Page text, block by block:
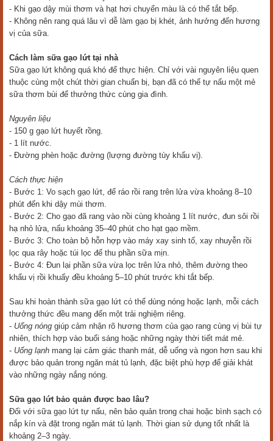
- Khi gạo dậy mùi thơm và hạt hơi chuyển màu là có thể tắt bếp.
- Không nên rang quá lâu vì dễ làm gạo bị khét, ảnh hưởng đến hương
vị của sữa.
Cách làm sữa gạo lứt tại nhà
Sữa gạo lứt không quá khó để thực hiện. Chỉ với vài nguyên liệu quen
thuộc cùng một chút thời gian chuẩn bị, bạn đã có thể tự nấu một mẻ
sữa thơm bùi để thưởng thức cùng gia đình.
Nguyên liệu
- 150 g gạo lứt huyết rồng.
- 1 lít nước.
- Đường phèn hoặc đường (lượng đường tùy khẩu vị).
Cách thực hiện
- Bước 1: Vo sạch gạo lứt, để ráo rồi rang trên lửa vừa khoảng 8–10
phút đến khi dậy mùi thơm.
- Bước 2: Cho gạo đã rang vào nồi cùng khoảng 1 lít nước, đun sôi rồi
hạ nhỏ lửa, nấu khoảng 35–40 phút cho hạt gạo mềm.
- Bước 3: Cho toàn bộ hỗn hợp vào máy xay sinh tố, xay nhuyễn rồi
lọc qua rây hoặc túi lọc để thu phần sữa mịn.
- Bước 4: Đun lại phần sữa vừa lọc trên lửa nhỏ, thêm đường theo
khẩu vị rồi khuấy đều khoảng 5–10 phút trước khi tắt bếp.
Sau khi hoàn thành sữa gạo lứt có thể dùng nóng hoặc lạnh, mỗi cách
thưởng thức đều mang đến một trải nghiệm riêng.
- Uống nóng giúp cảm nhận rõ hương thơm của gạo rang cùng vị bùi tự
nhiên, thích hợp vào buổi sáng hoặc những ngày thời tiết mát mẻ.
- Uống lạnh mang lại cảm giác thanh mát, dễ uống và ngon hơn sau khi
được bảo quản trong ngăn mát tủ lạnh, đặc biệt phù hợp để giải khát
vào những ngày nắng nóng.
Sữa gạo lứt bảo quản được bao lâu?
Đối với sữa gạo lứt tự nấu, nên bảo quản trong chai hoặc bình sạch có
nắp kín và đặt trong ngăn mát tủ lạnh. Thời gian sử dụng tốt nhất là
khoảng 2–3 ngày.